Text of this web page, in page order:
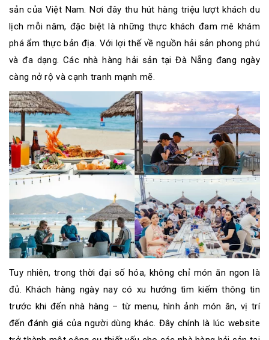
sản của Việt Nam. Nơi đây thu hút hàng triệu lượt khách du
lịch mỗi năm, đặc biệt là những thực khách đam mê khám
phá ẩm thực bản địa. Với lợi thế về nguồn hải sản phong phú
và đa dạng. Các nhà hàng hải sản tại Đà Nẵng đang ngày
càng nở rộ và cạnh tranh mạnh mẽ.
Tuy nhiên, trong thời đại số hóa, không chỉ món ăn ngon là
đủ. Khách hàng ngày nay có xu hướng tìm kiếm thông tin
trước khi đến nhà hàng – từ menu, hình ảnh món ăn, vị trí
đến đánh giá của người dùng khác. Đây chính là lúc website